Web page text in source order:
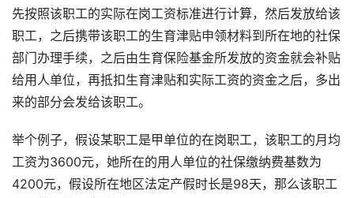
先按照该职工的实际在岗工资标准进行计算，然后发放给该
职工，之后携带该职工的生育津贴申领材料到所在地的社保
部门办理手续，之后由生育保险基金所发放的资金就会补贴
给用人单位，再抵扣生育津贴和实际工资的资金之后，多出
来的部分会发给该职工。
举个例子，假设某职工是甲单位的在岗职工，该职工的月均
工资为3600元，她所在的用人单位的社保缴纳费基数为
4200元，假设所在地区法定产假时长是98天，那么该职工